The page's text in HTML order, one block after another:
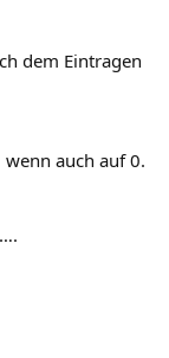
dem Eintragen
auch auf 0.